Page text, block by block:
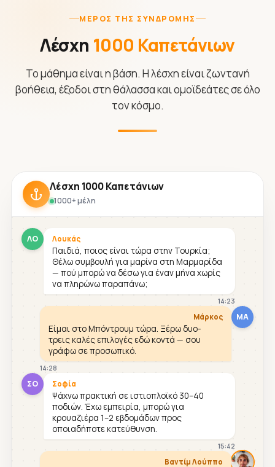
ΜΈΡΟΣ ΤΗΣ ΣΥΝΔΡΟΜΉΣ
Λέσχη 1000 Καπετάνιων
Το μάθημα είναι η βάση. Η λέσχη είναι ζωντανή
βοήθεια, έξοδοι στη θάλασσα και ομοϊδεάτες σε όλο
τον κόσμο.
Λέσχη 1000 Καπετάνιων
1000+ μέλη
ΛΟ Λουκάς
Παιδιά, ποιος είναι τώρα στην Τουρκία;
Θέλω συμβουλή για μαρίνα στη Μαρμαρίδα
— πού μπορώ να δέσω για έναν μήνα χωρίς
να πληρώνω παραπάνω;
14:23
ΜΑ
Μάρκος
Είμαι στο Μπόντρουμ τώρα. Ξέρω δυο-
τρεις καλές επιλογές εδώ κοντά — σου
γράφω σε προσωπικό.
14:28
ΣΟ Σοφία
Ψάχνω πρακτική σε ιστιοπλοϊκό 30–40
ποδιών. Έχω εμπειρία, μπορώ για
κρουαζιέρα 1–2 εβδομάδων προς
οποιαδήποτε κατεύθυνση.
15:42
Βαντίμ Λούππο